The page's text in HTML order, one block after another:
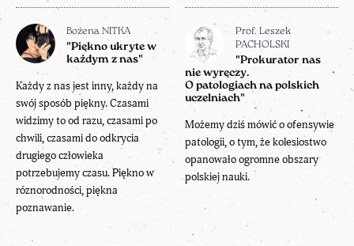
Bożena NITKA
"Piękno ukryte w
każdym z nas"
Każdy z nas jest inny, każdy na
swój sposób piękny. Czasami
widzimy to od razu, czasami po
chwili, czasami do odkrycia
drugiego człowieka
potrzebujemy czasu. Piękno w
róznorodności, piękna
poznawanie.
Prof. Leszek
PACHOLSKI
"Prokurator nas
nie wyręczy.
O patologiach na polskich
uczelniach"
Możemy dziś mówić o ofensywie
patologii, o tym, że kolesiostwo
opanowało ogromne obszary
polskiej nauki.